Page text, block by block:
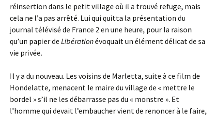
réinsertion dans le petit village où il a trouvé refuge, mais
cela ne l’a pas arrêté. Lui qui quitta la présentation du
journal télévisé de France 2 en une heure, pour la raison
qu’un papier de Libérationévoquait un élément délicat de sa
vie privée.
Il y a du nouveau. Les voisins de Marletta, suite à ce film de
Hondelatte, menacent le maire du village de « mettre le
bordel » s’il ne les débarrasse pas du « monstre ». Et
l’homme qui devait l’embaucher vient de renoncer à le faire,